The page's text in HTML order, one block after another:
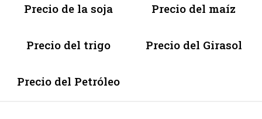
Precio de la soja Precio del maíz
Precio del trigo Precio del Girasol
Precio del Petróleo